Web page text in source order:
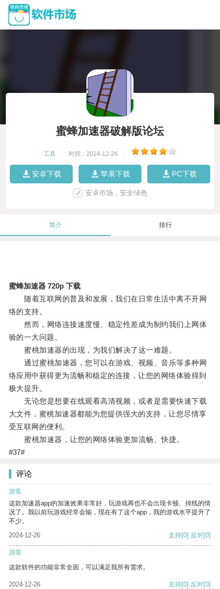
蜜蜂加速器破解版论坛
工具 时间：2024-12-26
安卓下载 苹果下载 PC下载
安卓市场，安全绿色
简介 排行
蜜蜂加速器 720p 下载
随着互联网的普及和发展，我们在日常生活中离不开网
络的支持。
然而，网络连接速度慢、稳定性差成为制约我们上网体
验的一大问题。
蜜桃加速器的出现，为我们解决了这一难题。
通过蜜桃加速器，您可以在游戏、视频、音乐等多种网
络应用中获得更为流畅和稳定的连接，让您的网络体验得到
极大提升。
无论您是想要在线观看高清视频，或者是需要快速下载
大文件，蜜桃加速器都能为您提供强大的支持，让您尽情享
受互联网的便利。
蜜桃加速器，让您的网络体验更加流畅、快捷。
#37#
评论
游客
这款加速器app的加速效果非常好，玩游戏再也不会出现卡顿、掉线的情
况了。我以前玩游戏经常会输，现在有了这个app，我的游戏水平提升了
不少。
2024-12-26
支持[0] 反对[0]
游客
这款软件的功能非常全面，可以满足我所有需求。
2024-12-26 支持[0] 反对[0]